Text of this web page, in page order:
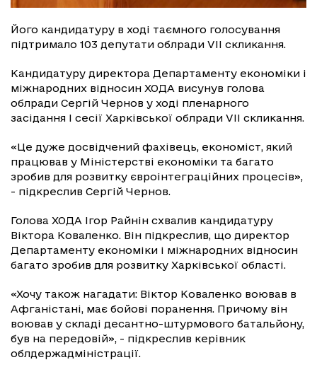
Його кандидатуру в ході таємного голосування
підтримало 103 депутати облради VII скликання.
Кандидатуру директора Департаменту економіки і
міжнародних відносин ХОДА висунув голова
облради Сергій Чернов у ході пленарного
засідання I сесії Харківської облради VII скликання.
«Це дуже досвідчений фахівець, економіст, який
працював у Міністерстві економіки та багато
зробив для розвитку євроінтеграційних процесів»,
- підкреслив Сергій Чернов.
Голова ХОДА Ігор Райнін схвалив кандидатуру
Віктора Коваленко. Він підкреслив, що директор
Департаменту економіки і міжнародних відносин
багато зробив для розвитку Харківської області.
«Хочу також нагадати: Віктор Коваленко воював в
Афганістані, має бойові поранення. Причому він
воював у складі десантно-штурмового батальйону,
був на передовій», - підкреслив керівник
облдержадміністрації.